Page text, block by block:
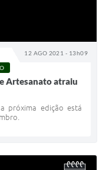
12 AGO 2021 - 13h09
Artesanato atraiu
próxima edição está